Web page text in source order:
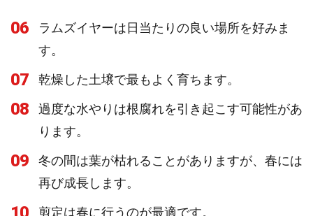
06
ラムズイヤーは日当たりの良い場所を好みま
す。
07 乾燥した土壌で最もよく育ちます。
08
過度な水やりは根腐れを引き起こす可能性があ
ります。
09
冬の間は葉が枯れることがありますが、春には
再び成長します。
剪定は春に行うのが最適です。